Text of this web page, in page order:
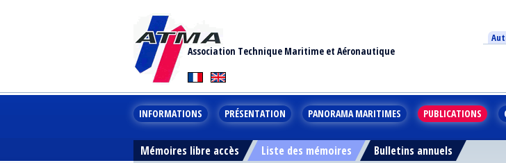
Association Technique Maritime et Aéronautique
INFORMATIONS PRÉSENTATION PANORAMA MARITIMES PUBLICATIONS
Mémoires libre accès Liste des mémoires Bulletins annuels